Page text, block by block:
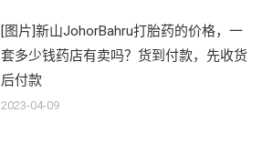
[图片]新山JohorBahru打胎药的价格，一
套多少钱药店有卖吗？货到付款，先收货
后付款
2023-04-09